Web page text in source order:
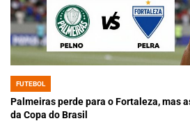
POSTED
IN
FUTEBOL
Palmeiras perde para o Fortaleza, mas
da Copa do Brasil